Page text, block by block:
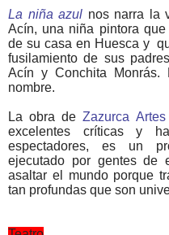
La niña azul nos narra la
Acín, una niña pintora
de su casa en Huesca y
fusilamiento de sus
Acín y Conchita
nombre.
La obra deZazurca
excelentes críticas y
espectadores, es un
ejecutado por gentes de
asaltar el mundo porque
tan profundas que son